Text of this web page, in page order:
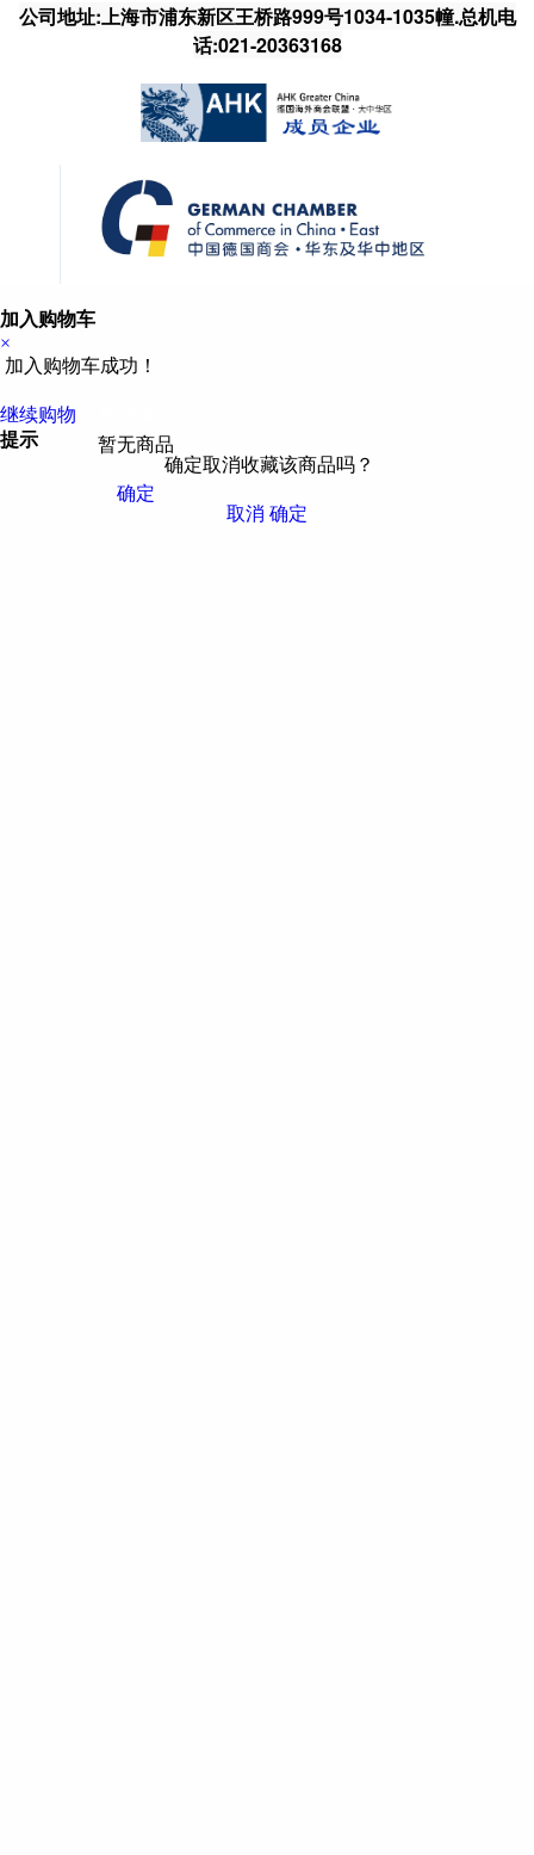
公司地址:上海市浦东新区王桥路999号1034-1035幢.总机电
话:021-20363168
加入购物车
×
加入购物车成功！
继续购物
提示
确定取消收藏该商品吗？
取消 确定
暂无商品
确定